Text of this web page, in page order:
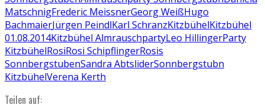
MatschnigFrederic MeissnerGeorg WeißHugo
BachmaierJürgen PeindlKarl SchranzKitzbühelKitzbühel
01.08.2014Kitzbühel AlmrauschpartyLeo HillingerParty
KitzbühelRosiRosi SchipflingerRosis
SonnbergstubenSandra AbtsliderSonnbergstubn
KitzbühelVerena Kerth
Teilen auf: